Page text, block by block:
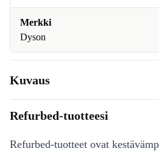
Merkki
Dyson
Kuvaus
Refurbed-tuotteesi
Refurbed-tuotteet ovat